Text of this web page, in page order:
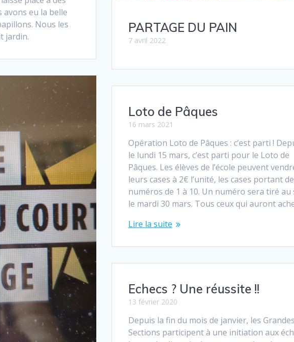
PARTAGE DU PAIN
7 avril 2022
avons eu la belle
Nous les
jardin.
Loto de Pâques
16 mars 2021
Opération Loto de Pâques : c’est parti !
le lundi 15 mars, c’est parti pour le Loto de
Pâques. Les élèves de l’école peuvent
leurs cases à 2€ l’unité, les cases portant
numéros de 1 à 10. Un numéro sera tiré
le mardi 30 mars. Tous ceux qui auront
Lire la suite
Echecs ? Une réussite !!
13 février 2020
Depuis la fin du mois de janvier, les
Sections participent à une initiation aux